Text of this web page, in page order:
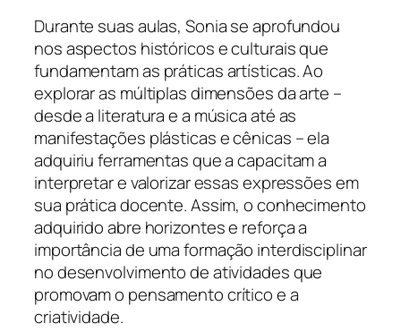
Durante suas aulas, Sonia se aprofundou
nos aspectos históricos e culturais que
fundamentam as práticas artísticas. Ao
explorar as múltiplas dimensões da arte –
desde a literatura e a música até as
manifestações plásticas e cênicas – ela
adquiriu ferramentas que a capacitam a
interpretar e valorizar essas expressões em
sua prática docente. Assim, o conhecimento
adquirido abre horizontes e reforça a
importância de uma formação interdisciplinar
no desenvolvimento de atividades que
promovam o pensamento crítico e a
criatividade.